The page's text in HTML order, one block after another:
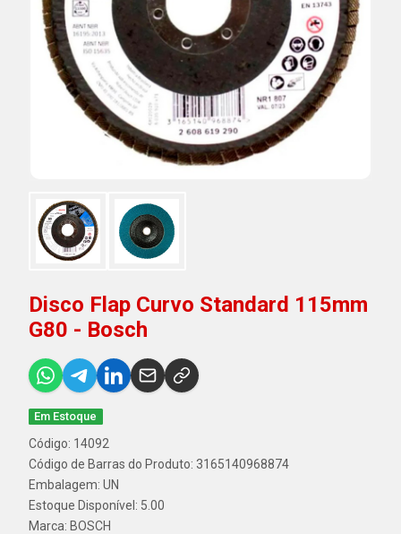
Disco Flap Curvo Standard 115mm
G80 - Bosch
Em Estoque
Código: 14092
Código de Barras do Produto: 3165140968874
Embalagem: UN
Estoque Disponível: 5.00
Marca: BOSCH